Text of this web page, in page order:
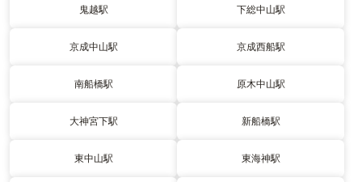
鬼越駅 下総中山駅
京成中山駅 京成西船駅
南船橋駅 原木中山駅
大神宮下駅 新船橋駅
東中山駅 東海神駅